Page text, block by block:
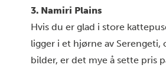
3. Namiri Plains
Hvis du er glad i store
ligger i et hjørne av
bilder, er det mye å sette pris